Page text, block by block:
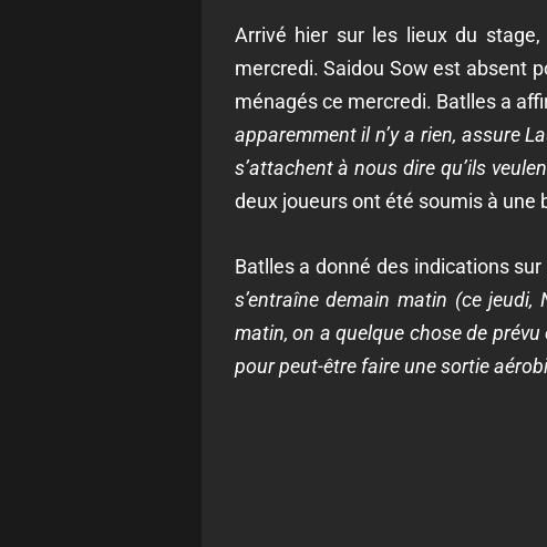
Arrivé hier sur les lieux du
mercredi. Saidou Sow est absent
ménagés ce mercredi. Batlles a
apparemment il n’y a rien, assure
s’attachent à nous dire qu’ils
deux joueurs ont été soumis à une
Batlles a donné des indications
s’entraîne demain matin (ce jeudi,
matin, on a quelque chose de
pour peut-être faire une sortie